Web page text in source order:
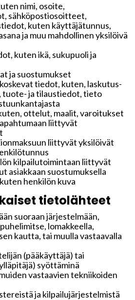
nimi, osoite,
sähköpostiosoitteet,
kuten käyttäjätunnus,
ja muu mahdollinen yksilöivä
kuten ikä, sukupuoli ja
ja suostumukset
tiedot, kuten, laskutus-
tuote- ja tilaustiedot, tieto
ottelut, maalit, varoitukset
liittyvät
liittyvät yksilöivät
kilpailutoimintaan liittyvät
asiakkaan suostumuksella
henkilön kuva
tietolähteet
suoraan järjestelmään,
lomakkeella,
kautta, tai muulla vastaavalla
(pääkäyttäjä) tai
syöttäminä
vastaavien tekniikoiden
ja kilpailujärjestelmistä